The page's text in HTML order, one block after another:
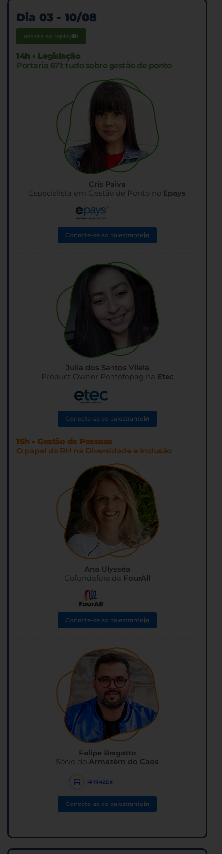
Dia 03 - 10/08
assista ao replay
14h • Legislação
Portaria 671: tudo sobre gestão de ponto
Cris Paiva
Especialista em Gestão de Ponto no Epays
Conecte-se ao palestrante
Julia dos Santos Vilela
Product Owner Pontofopag na Etec
Conecte-se ao palestrante
15h • Gestão de Pessoas
O papel do RH na Diversidade e Inclusão
Ana Ulysséa
Cofundafora da FourAll
Conecte-se ao palestrante
Felipe Bragatto
Sócio do Armazém do Caos
Conecte-se ao palestrante